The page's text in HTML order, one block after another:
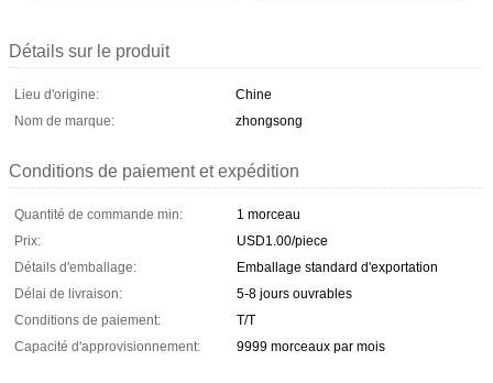
Détails sur le produit
Lieu d'origine:
Chine
Nom de marque:
zhongsong
Conditions de paiement et expédition
Quantité de commande min:
1 morceau
Prix:
USD1.00/piece
Détails d'emballage:
Emballage standard d'exportation
Délai de livraison:
5-8 jours ouvrables
Conditions de paiement:
T/T
Capacité d'approvisionnement:
9999 morceaux par mois